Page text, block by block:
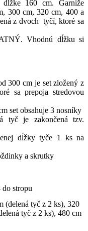
160 cm.
Garniže
, 300 cm,320 cm, 400 a
z dvoch tyčí, ktoré sa
. Vhodnú dĺžku si
300 cm je setzložený z
sa prepoja stredovou
set obsahuje 3 nosníky
tyč je zakončená tzv.
dĺžky tyče 1 ks na
a skrutky
do stropu
(delená tyč z 2 ks), 320
tyč z 2 ks), 480 cm